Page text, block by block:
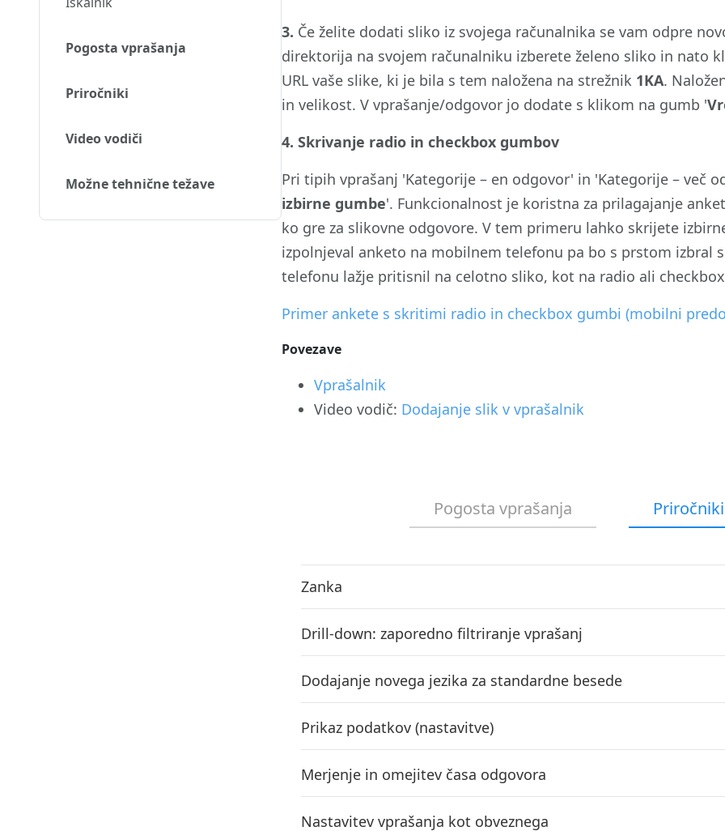
Pogosta vprašanja
Priročniki
Video vodiči
Možne tehnične težave
3. Če želite dodati sliko iz svojega računalnika se vam odpre
direktorija na svojem računalniku izberete želeno sliko in nato
URL vaše slike, ki je bila s tem naložena na strežnik 1KA.
in velikost. V vprašanje/odgovor jo dodate s klikom na gumb '
4. Skrivanje radio in checkbox gumbov
Pri tipih vprašanj 'Kategorije – en odgovor' in 'Kategorije – več
izbirne gumbe'. Funkcionalnost je koristna za prilagajanje
ko gre za slikovne odgovore. V tem primeru lahko skrijete
izpolnjeval anketo na mobilnem telefonu pa bo s prstom izbral
telefonu lažje pritisnil na celotno sliko, kot na radio ali
Primer ankete s skritimi radio in checkbox gumbi (mobilni
Povezave
Vprašalnik
Video vodič: Dodajanje slik v vprašalnik
Pogosta vprašanja Priročniki
Zanka
Drill-down: zaporedno filtriranje vprašanj
Dodajanje novega jezika za standardne besede
Prikaz podatkov (nastavitve)
Merjenje in omejitev časa odgovora
Nastavitev vprašanja kot obveznega